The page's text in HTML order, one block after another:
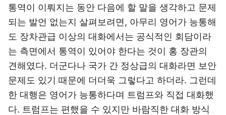
통역이 이뤄지는 동안 다음에 할 말을 생각하고 문제
되는 발언 없는지 살펴보려면, 아무리 영어가 능통해
도 장차관급 이상의 대화에서는 공식적인 회담이라
는 측면에서 통역이 있어야 한다는 것이 홍 장관의
견해였다. 더군다나 국가 간 정상급의 대화라면 보안
문제도 있기 때문에 더더욱 그렇다고 하더라. 그런데
한 대행은 영어가 능통하다며 트럼프와 직접 대화했
다. 트럼프는 편했을 수 있지만 바람직한 대화 방식